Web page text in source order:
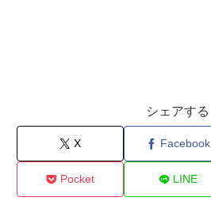
シェアする
X Facebook
Pocket LINE